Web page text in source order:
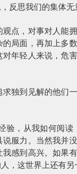
反思我们的集体无
点，对事对人能
局面，再加上多
年轻人来说，危
独到见解的他们
验，从我如何阅
服力。当然我并
感到高兴。如果
，这世界上还有另